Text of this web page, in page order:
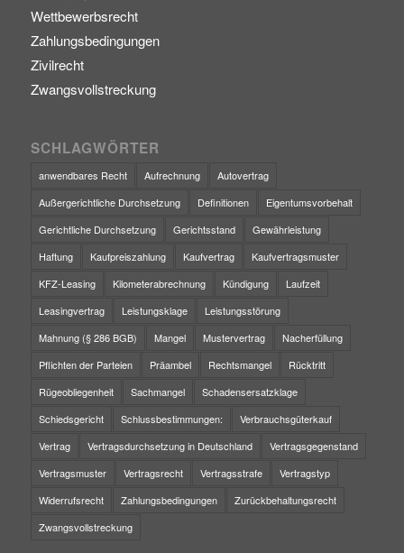
Wettbewerbsrecht
Zahlungsbedingungen
Zivilrecht
Zwangsvollstreckung
SCHLAGWÖRTER
anwendbares Recht Aufrechnung
Autovertrag
Außergerichtliche Durchsetzung
Definitionen
Eigentumsvorbehalt
Gerichtliche Durchsetzung
Gerichtsstand
Gewährleistung
Haftung
Kaufpreiszahlung Kaufvertrag
Kaufvertragsmuster
KFZ-Leasing
Kilometerabrechnung Kündigung
Laufzeit
Leasingvertrag
Leistungsklage
Leistungsstörung
Mahnung (§ 286 BGB)
Mangel Mustervertrag
Nacherfüllung
Pflichten der Parteien
Präambel Rechtsmangel
Rücktritt
Rügeobliegenheit
Sachmangel
Schadensersatzklage
Schiedsgericht
Schlussbestimmungen:
Verbrauchsgüterkauf
Vertrag
Vertragsdurchsetzung in Deutschland
Vertragsgegenstand
Vertragsmuster
Vertragsrecht Vertragsstrafe
Vertragstyp
Widerrufsrecht
Zahlungsbedingungen
Zurückbehaltungsrecht
Zwangsvollstreckung